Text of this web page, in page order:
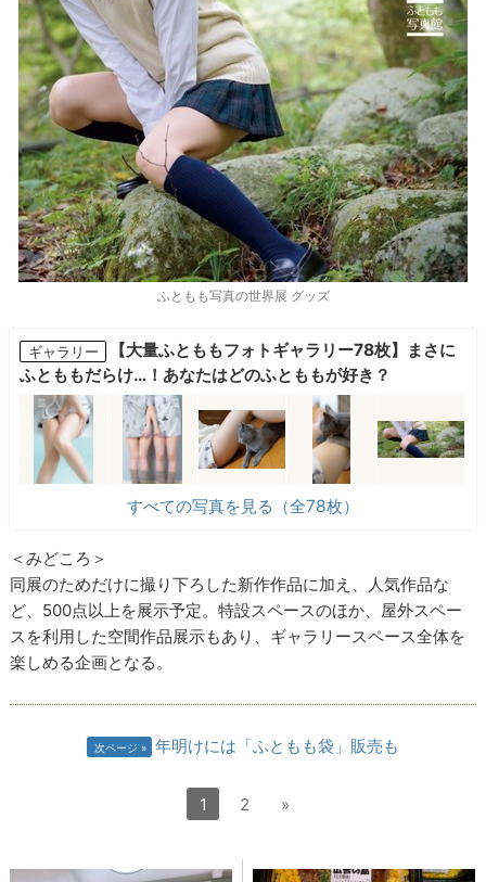
ふともも写真の世界展 グッズ
ギャラリー
【大量ふとももフォトギャラリー78枚】まさに
ふとももだらけ…！あなたはどのふとももが好き？
すべての写真を見る（全78枚）
＜みどころ＞
同展のためだけに撮り下ろした新作作品に加え、人気作品な
ど、500点以上を展示予定。特設スペースのほか、屋外スペー
スを利用した空間作品展示もあり、ギャラリースペース全体を
楽しめる企画となる。
次ページ 年明けには「ふともも袋」販売も
1 2 »